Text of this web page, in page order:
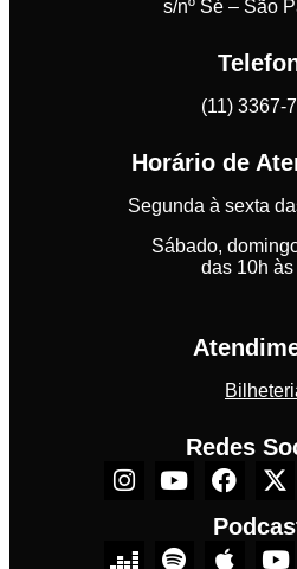
s/nº Sé – São
(11) 3367-
Horário de
Segunda à sexta
Sábado,
das 10h às
Redes